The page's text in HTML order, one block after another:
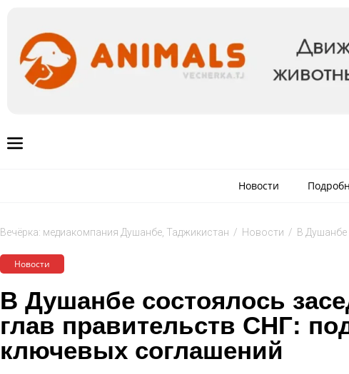
Новости
Вечёрка: медиакомпания Душанбе, Таджикистан / Новости / В Душанбе
Новости
В Душанбе состоялось
глав правительств СНГ:
ключевых соглашений